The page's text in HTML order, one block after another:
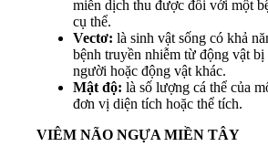
miễn dịch thu được đối với một
cụ thể.
Vectơ: là sinh vật sống có khả
bệnh truyền nhiễm từ động vật bị
người hoặc động vật khác.
Mật độ: là số lượng cá thể của
đơn vị diện tích hoặc thể tích.
VIÊM NÃO NGỰA MIỀN TÂY